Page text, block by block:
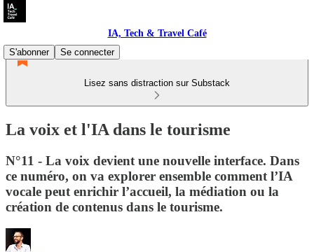
IA, Tech & Travel Café
S'abonner
Se connecter
Lisez sans distraction sur Substack
La voix et l'IA dans le tourisme
N°11 - La voix devient une nouvelle interface. Dans
ce numéro, on va explorer ensemble comment l’IA
vocale peut enrichir l’accueil, la médiation ou la
création de contenus dans le tourisme.